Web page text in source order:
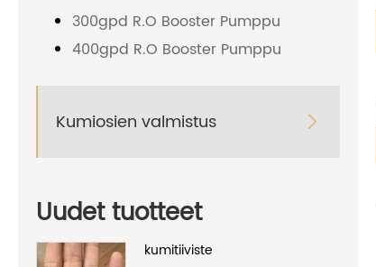
300gpd R.O Booster Pumppu
400gpd R.O Booster Pumppu
Kumiosien valmistus 
Uudet tuotteet
kumitiiviste